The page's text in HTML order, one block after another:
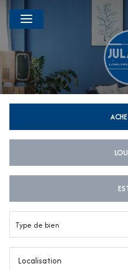
De l'immo pro
Type de bien
Localisation